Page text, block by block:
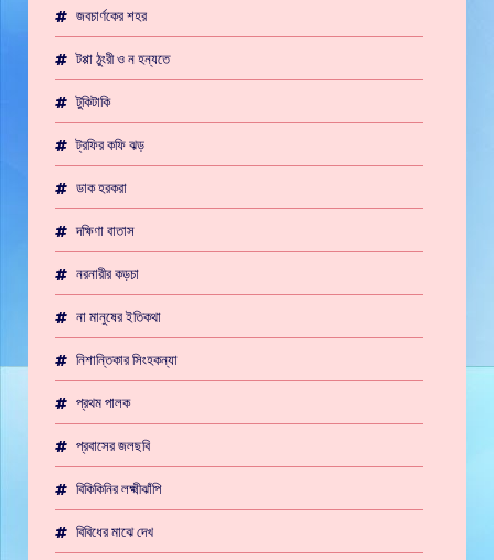
জবচার্ণকের শহর
টপ্পা ঠুংরী ও ন হন্যতে
টুকিটাকি
ট্রফির কফি ঝড়
ডাক হরকরা
দক্ষিণা বাতাস
নরনারীর কড়চা
না মানুষের ইতিকথা
নিশান্তিকার সিংহকন্যা
প্রথম পালক
প্রবাসের জলছবি
বিকিকিনির লক্ষ্মীঝাঁপি
বিবিধের মাঝে দেখ